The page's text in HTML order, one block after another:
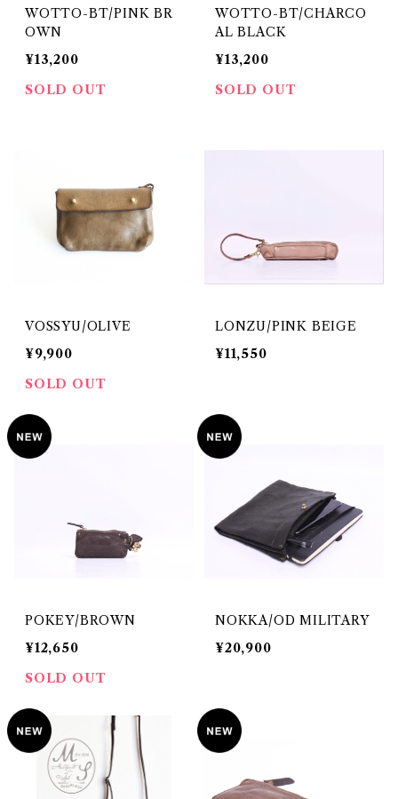
WOTTO-BT/PINK BR
OWN
¥13,200
SOLD OUT
WOTTO-BT/CHARCO
AL BLACK
¥13,200
SOLD OUT
VOSSYU/OLIVE
¥9,900
SOLD OUT
LONZU/PINK BEIGE
¥11,550
POKEY/BROWN
¥12,650
SOLD OUT
NOKKA/OD MILITARY
¥20,900